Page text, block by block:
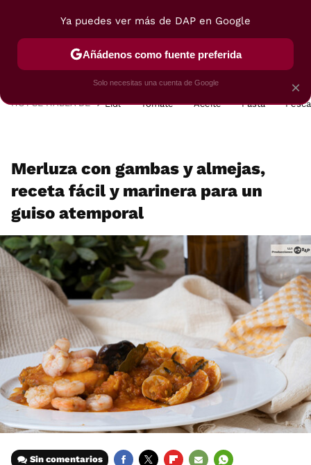
POSTRES VIAJES SELECCIÓN VEGUI
HOY SE HABLA DE Lidl Tomate Aceite Pasta
Merluza con gambas y almejas,
receta fácil y marinera para un
guiso atemporal
Sin comentarios
×
Ya puedes ver más de DAP en Google
Añádenos como fuente preferida
Solo necesitas una cuenta de Google